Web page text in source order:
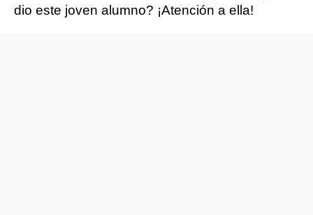
dio este joven alumno? ¡Atención a ella!